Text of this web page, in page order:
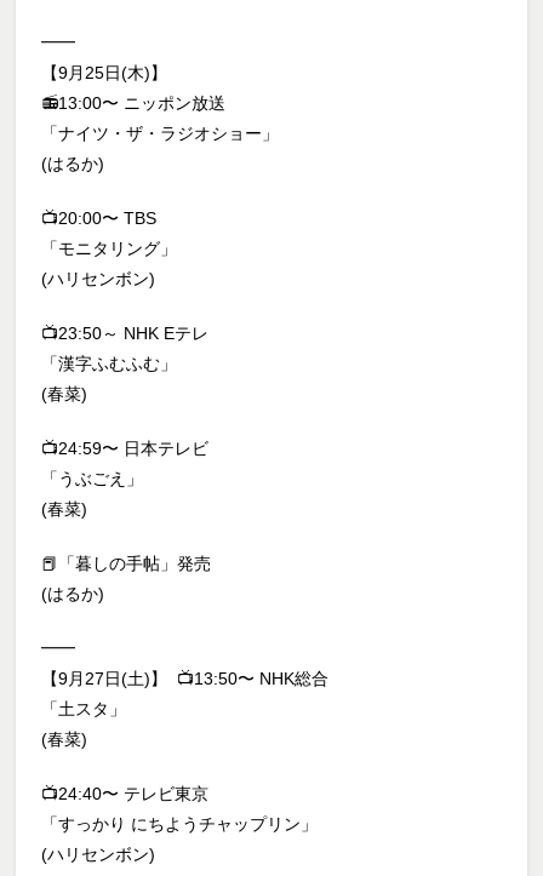
━━
【9月25日(木)】
📻13:00〜 ニッポン放送
「ナイツ・ザ・ラジオショー」
(はるか)
📺20:00〜 TBS
「モニタリング」
(ハリセンボン)
📺23:50～ NHK Eテレ
「漢字ふむふむ」
(春菜)
📺24:59〜 日本テレビ
「うぶごえ」
(春菜)
📕「暮しの手帖」発売
(はるか)
━━
【9月27日(土)】 📺13:50〜 NHK総合
「土スタ」
(春菜)
📺24:40〜 テレビ東京
「すっかり にちようチャップリン」
(ハリセンボン)